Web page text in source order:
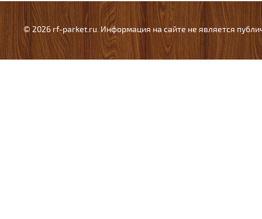
© 2026 rf-parket.ru. Информация на сайте не является